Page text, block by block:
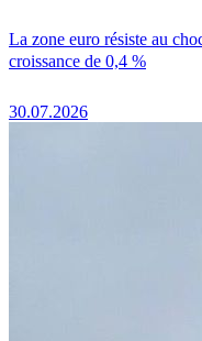
La zone euro résiste au
croissance de 0,4 %
30.07.2026